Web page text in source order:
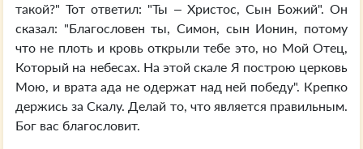
такой?" Тот ответил: "Ты – Христос, Сын Божий". Он
сказал: "Благословен ты, Симон, сын Ионин, потому
что не плоть и кровь открыли тебе это, но Мой Отец,
Который на небесах. На этой скале Я построю церковь
Мою, и врата ада не одержат над ней победу". Крепко
держись за Скалу. Делай то, что является правильным.
Бог вас благословит.